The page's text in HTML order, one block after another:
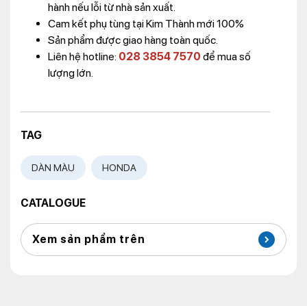
hành nếu lỗi từ nhà sản xuất.
Cam kết phụ tùng tại Kim Thành mới 100%
Sản phẩm được giao hàng toàn quốc.
Liên hệ hotline: 028 3854 7570 để mua số
lượng lớn.
TAG
DÀN MÀU HONDA
CATALOGUE
Xem sản phẩm trên